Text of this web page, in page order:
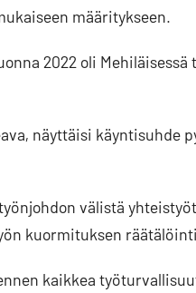
määritykseen.
2022 oli Mehiläisessä
näyttäisi käyntisuhde
välistä
kuormituksen
kaikkea